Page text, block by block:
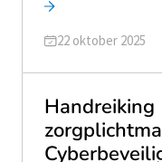
Geüpdatet op
22 oktober 2025
Handreiking